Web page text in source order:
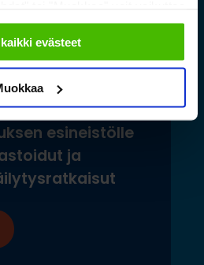
evästeet
ja
esineistölle
ja